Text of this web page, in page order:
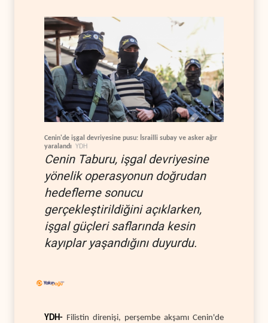
Cenin'de işgal devriyesine pusu: İsrailli subay ve asker ağır
yaralandı YDH
Cenin Taburu, işgal devriyesine
yönelik operasyonun doğrudan
hedefleme sonucu
gerçekleştirildiğini açıklarken,
işgal güçleri saflarında kesin
kayıplar yaşandığını duyurdu.
YDH- Filistin direnişi, perşembe akşamı Cenin'de